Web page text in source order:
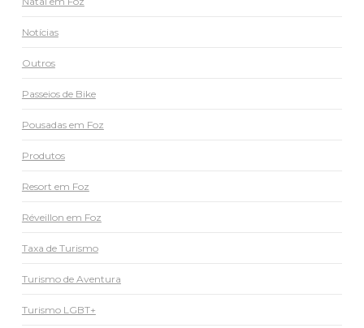
Notícias
Outros
Passeios de Bike
Pousadas em Foz
Produtos
Resort em Foz
Réveillon em Foz
Taxa de Turismo
Turismo de Aventura
Turismo LGBT+